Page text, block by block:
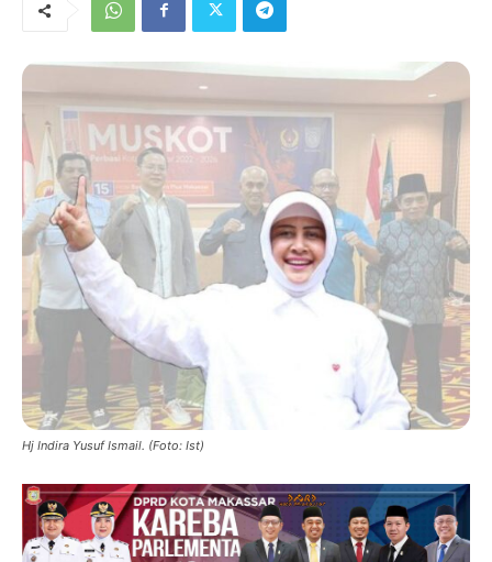
Hj Indira Yusuf Ismail. (Foto: Ist)